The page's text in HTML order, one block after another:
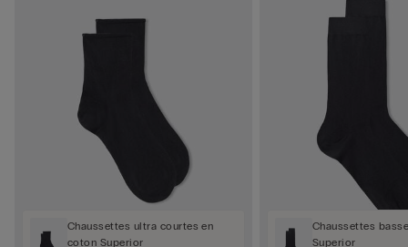
Chaussettes ultra courtes en
coton Superior
Chaussettes
Superior